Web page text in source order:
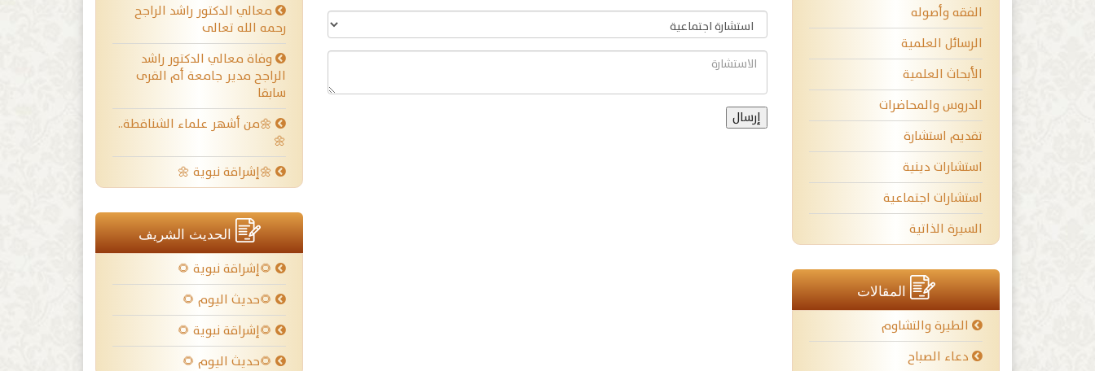
الفقه وأصوله
الرسائل العلمية
الأبحاث العلمية
الدروس والمحاضرات
تقديم استشارة
استشارات دينية
استشارات اجتماعية
السيرة الذاتية
المقالات
الطيرة والتشاوم
دعاء الصباح
معالي الدكتور راشد الراجح
رحمه الله تعالى
وفاة معالي الدكتور راشد
الراجح مدير جامعة أم القرى
سابقا
🌼من أشهر علماء الشناقطة..
🌼
🌼إشراقة نبوية 🌼
الحديث الشريف
🌻إشراقة نبوية 🌻
🌻حديث اليوم 🌻
🌻إشراقة نبوية 🌻
🌻حديث اليوم 🌻